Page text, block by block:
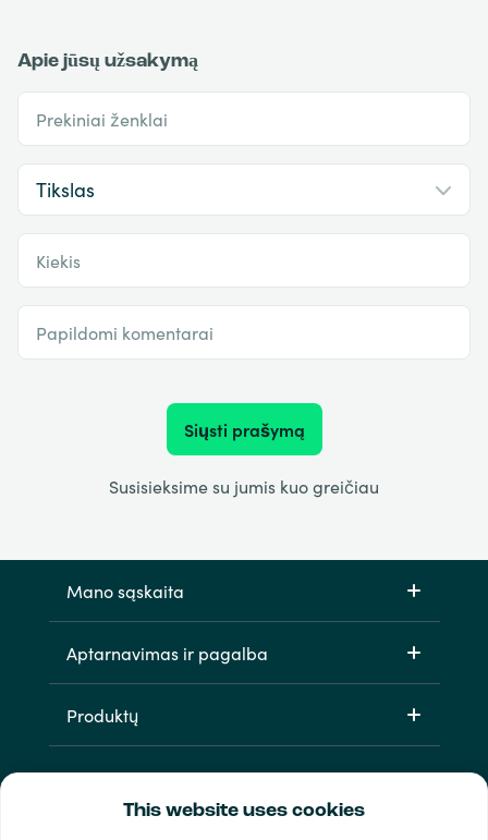
This website uses cookies
Apie jūsų užsakymą
Prekiniai ženklai
Kiekis
Papildomi komentarai
Siųsti prašymą
Susisieksime su jumis kuo greičiau
Mano sąskaita
Aptarnavimas ir pagalba
Produktų